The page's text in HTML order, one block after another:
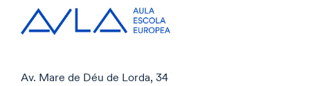
Av. Mare de Déu de Lorda, 34